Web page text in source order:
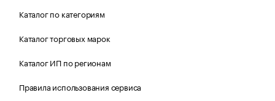
Каталог по категориям
Каталог торговых марок
Каталог ИП по регионам
Правила использования сервиса